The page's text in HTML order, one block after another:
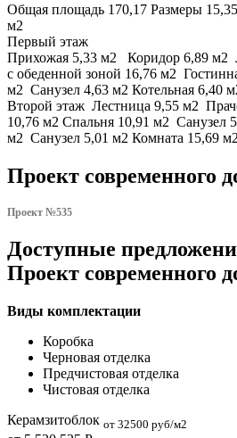
Общая площадь 170,17 Размеры
м2
Первый этаж
Прихожая 5,33 м2 Коридор 6,89 м2
с обеденной зоной 16,76 м2
м2 Санузел 4,63 м2 Котельная 6,40
Второй этаж Лестница 9,55 м2
10,76 м2 Спальня 10,91 м2 Санузел
м2 Санузел 5,01 м2 Комната 15,69 м2
Проект современного
Проект №535
Доступные
Проект современного
Виды комплектации
Коробка
Черновая отделка
Предчистовая отделка
Чистовая отделка
Керамзитоблок от 32500 руб/м2